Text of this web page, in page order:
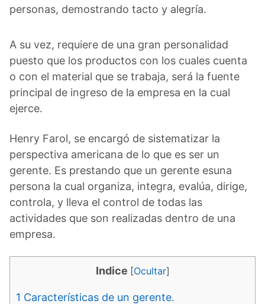
personas, demostrando tacto y alegría.
A su vez, requiere de una gran personalidad
puesto que los productos con los cuales cuenta
o con el material que se trabaja, será la fuente
principal de ingreso de la empresa en la cual
ejerce.
Henry Farol, se encargó de sistematizar la
perspectiva americana de lo que es ser un
gerente. Es prestando que un gerente esuna
persona la cual organiza, integra, evalúa, dirige,
controla, y lleva el control de todas las
actividades que son realizadas dentro de una
empresa.
Indice [Ocultar]
1 Características de un gerente.